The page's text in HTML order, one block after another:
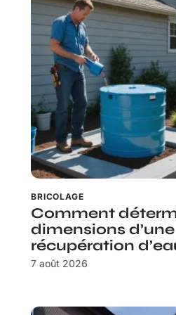
BRICOLAGE
Comment
dimensions
récupération
7 août 2026